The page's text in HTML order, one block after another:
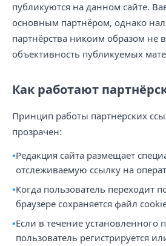
публикуются на данном сайте.
основным партнёром, однако
партнёрства никоим образом не
объективность публикуемых
Как работают
Принцип работы партнёрских
прозрачен:
Редакция сайта размещает
отслеживаемую ссылку на
Когда пользователь переходит
браузере сохраняется файл
Если в течение установленного
пользователь регистрируется